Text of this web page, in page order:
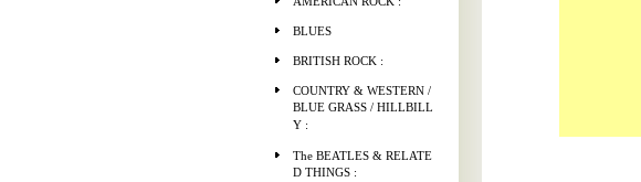
BLUES
BRITISH ROCK :
COUNTRY & WESTERN /
BLUE GRASS / HILLBILL
Y :
The BEATLES & RELATE
D THINGS :